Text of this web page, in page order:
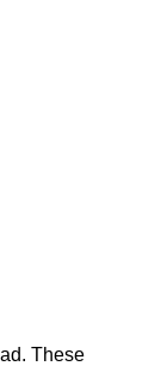
These